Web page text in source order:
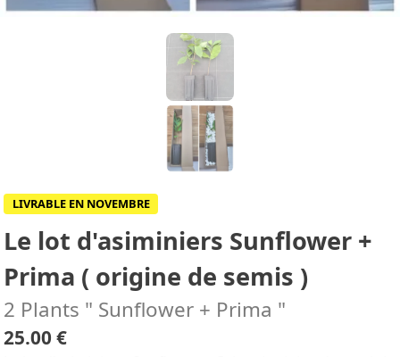
LIVRABLE EN NOVEMBRE
Le lot d'asiminiers Sunflower +
Prima ( origine de semis )
2 Plants " Sunflower + Prima "
25.00 €